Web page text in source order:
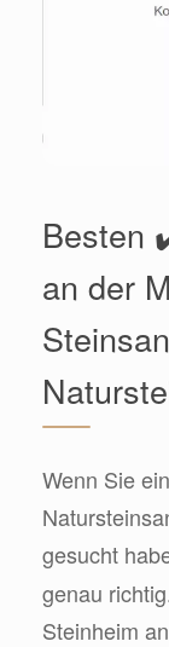
Besten
an der
Wenn Sie
gesucht
genau
Steinheim